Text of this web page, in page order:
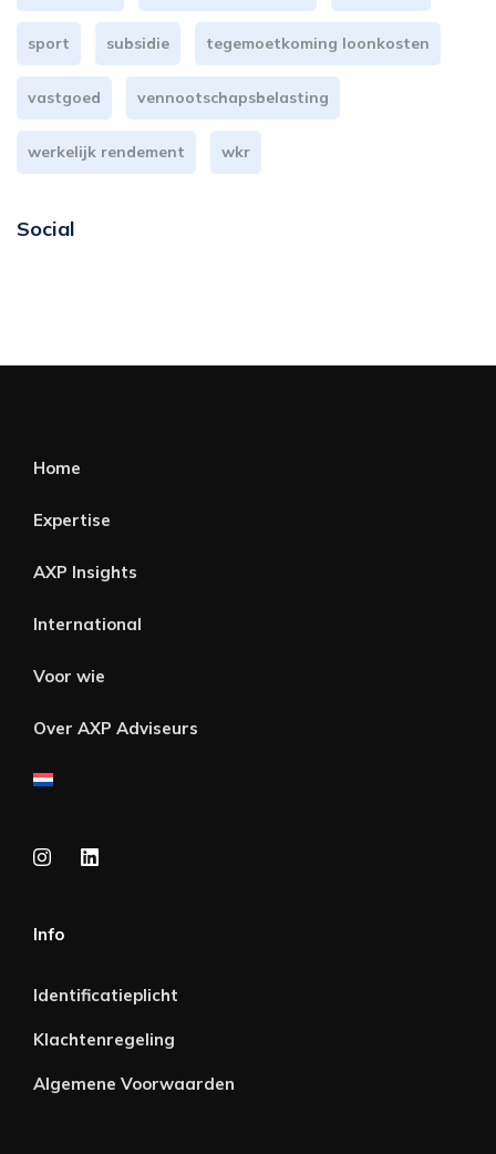
sport subsidie tegemoetkoming loonkosten
vastgoed vennootschapsbelasting
werkelijk rendement wkr
Social
Home
Expertise
AXP Insights
International
Voor wie
Over AXP Adviseurs
Info
Identificatieplicht
Klachtenregeling
Algemene Voorwaarden